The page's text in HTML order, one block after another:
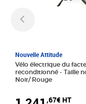
Nouvelle Attitude
Vélo électrique du
reconditionné - Taille normale -
Noir/ Rouge
,67€ HT